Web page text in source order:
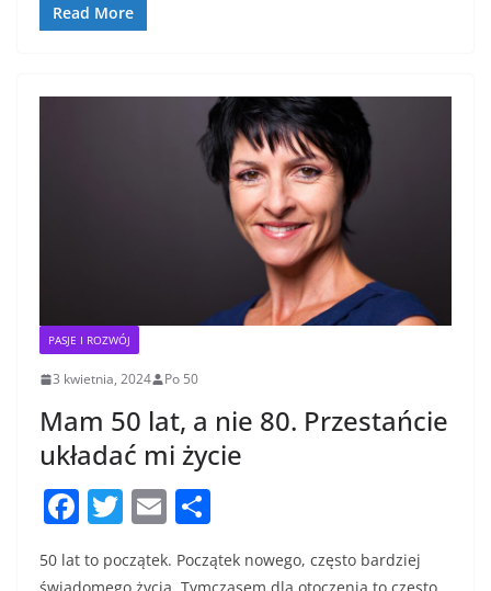
o
k
Read More
PASJE I ROZWÓJ
3 kwietnia, 2024 Po 50
Mam 50 lat, a nie 80. Przestańcie
układać mi życie
F
c
T
itt
E
ai ar
50 lat to początek. Początek nowego, często bardziej